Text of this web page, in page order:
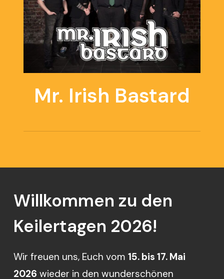
Mr. Irish Bastard
Willkommen zu den
Keilertagen 2026!
Wir freuen uns, Euch vom 15. bis 17. Mai
2026 wieder in den wunderschönen